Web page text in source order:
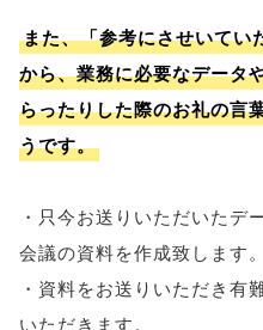
また、「参考にさせいてい
から、業務に必要なデータ
らったりした際のお礼の言
うです。
・只今お送りいただいたデ
会議の資料を作成致します。
・資料をお送りいただき有
いただきます。